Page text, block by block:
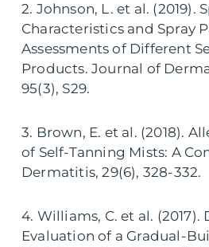
2. Johnson, L. et al. (2019).
Characteristics and Spray
Assessments of Different
Products. Journal of
95(3), S29.
3. Brown, E. et al. (2018).
of Self-Tanning Mists: A
Dermatitis, 29(6), 328-332.
4. Williams, C. et al.
Evaluation of a Gradual-